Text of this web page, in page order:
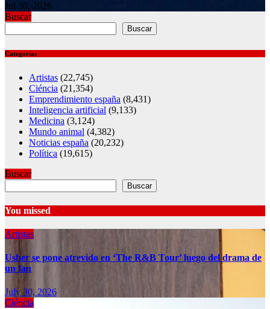
Jul 30, 2026
Buscar
Buscar
Categorías
Artistas (22,745)
Ciéncia (21,354)
Emprendimiento españa (8,431)
Inteligencia artificial (9,133)
Medicina (3,124)
Mundo animal (4,382)
Noticias españa (20,232)
Política (19,615)
Buscar
Buscar
You missed
Artistas
Usher se pone atrevido en ‘The R&B Tour’ luego del drama de
un fan
July 30, 2026
Ciéncia